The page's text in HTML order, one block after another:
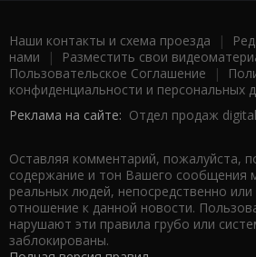
Наши контакты и схема проезда |
нами | Разместить свои
Пользовательское Соглашение |
конфиденциальности и персональных
Реклама на сайте: Отдел продаж
Оставляя комментарий, пожалуйста,
содержание и тон Вашего сообщения
реальных людей, непосредственно
отношение к данной новости.
нарушают эти правила грубо или
заблокированы.